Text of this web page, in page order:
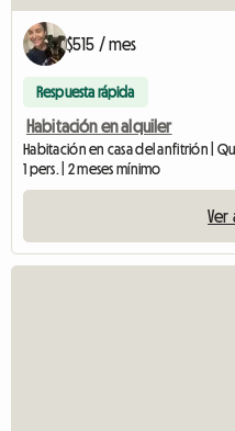
$515 / mes
Respuesta rápida
Habitación en alquiler
Habitación en casa del anfitrión |
1 pers. | 2 meses mínimo
Ver